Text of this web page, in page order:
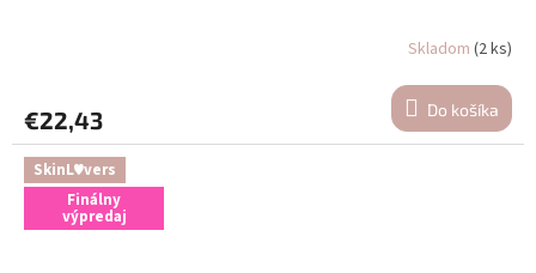
Skladom (2 ks)
€22,43 Do košíka
SkinL♥vers
Finálny
výpredaj